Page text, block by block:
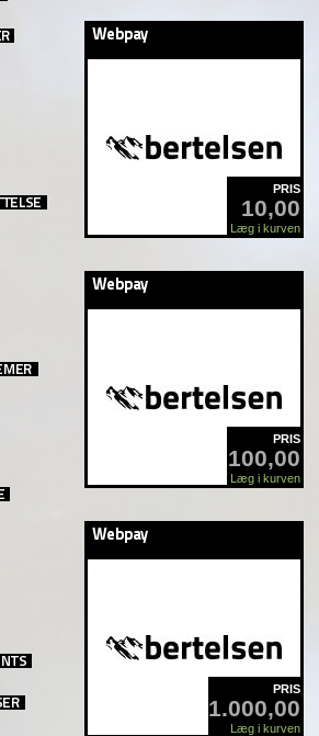
PRIS
10,00
Læg i kurven
PRIS
100,00
Læg i kurven
PRIS
1.000,00
Læg i kurven